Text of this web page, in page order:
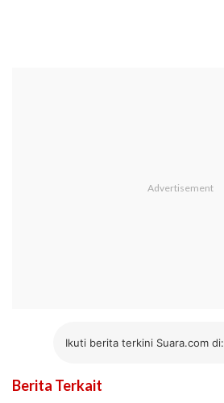
Ikuti berita terkini Suara.com di:
Berita Terkait